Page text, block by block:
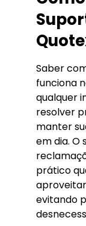
Saber
funciona
qualquer
resolver
manter
em dia. O
prático
evitando